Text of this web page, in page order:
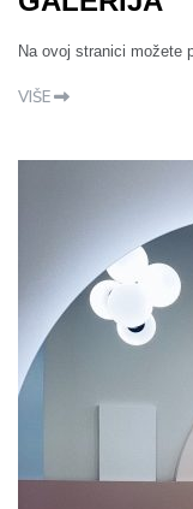
Na ovoj stranici možete
VIŠE